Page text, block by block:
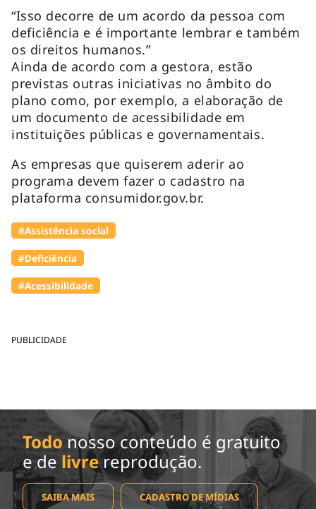
PUBLICIDADE
“Isso decorre de um acordo da pessoa com
deficiência e é importante lembrar e também
os direitos humanos.”
Ainda de acordo com a gestora, estão
previstas outras iniciativas no âmbito do
plano como, por exemplo, a elaboração de
um documento de acessibilidade em
instituições públicas e governamentais.
As empresas que quiserem aderir ao
programa devem fazer o cadastro na
plataforma consumidor.gov.br.
#Assistência social
#Deficiência
#Acessibilidade
Todo nosso conteúdo é gratuito
e de livrereprodução.
SAIBA MAIS CADASTRO DE MÍDIAS